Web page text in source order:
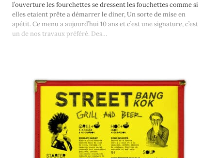
l’ouverture les fourchettes se dressent les fouchettes comme si
elles etaient prête a démarrer le diner, Un sorte de mise en
apétit. Ce menu a aujourd’hui 10 ans et c’est une signature, c’est
un de nos travaux préféré. Des…